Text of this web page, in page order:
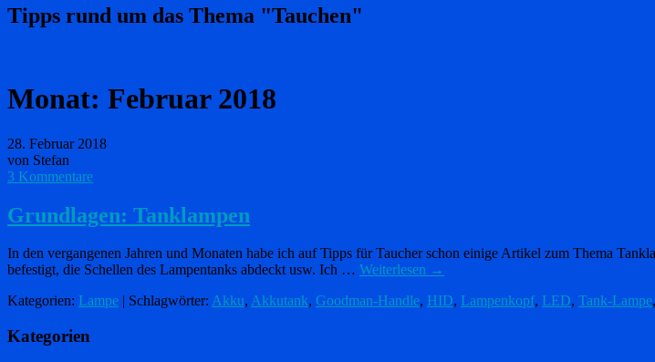
Tipps rund um das Thema "Tauchen"
Monat: Februar 2018
28. Februar 2018
von Stefan
3 Kommentare
Grundlagen: Tanklampen
In den vergangenen Jahren und Monaten habe ich auf Tipps für Taucher schon einige Artikel zum Thema
befestigt, die Schellen des Lampentanks abdeckt usw. Ich … Weiterlesen →
Kategorien: Lampe | Schlagwörter: Akku, Akkutank, Goodman-Handle, HID, Lampenkopf, LED, Tank-Lampe,
Kategorien